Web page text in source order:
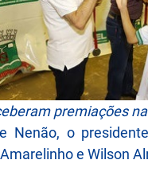
premiações
Nenão, o
e Wilson